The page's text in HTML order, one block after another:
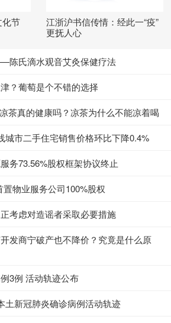
化节
江浙沪书信传情：经此一“疫”
更抚人心
陈氏滴水观音艾灸保健疗法
？葡萄是个不错的选择
茶真的健康吗？凉茶为什么不能凉着喝
城市二手住宅销售价格环比下降0.4%
务73.56%股权框架协议终止
物业服务公司100%股权
考虑对造谣者采取必要措施
发商宁破产也不降价？究竟是什么原
3例 活动轨迹公布
土新冠肺炎确诊病例活动轨迹